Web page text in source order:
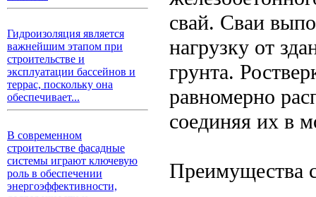
Гидроизоляция является
важнейшим этапом при
строительстве и
эксплуатации бассейнов и
террас, поскольку она
обеспечивает...
В современном
строительстве фасадные
системы играют ключевую
роль в обеспечении
энергоэффективности,
свай. Сваи
нагрузку от
грунта.
равномерно
соединяя их в
Преимущества